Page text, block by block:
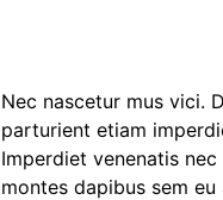
Nec nascetur mus vici.
parturient etiam
Imperdiet venenatis
montes dapibus sem